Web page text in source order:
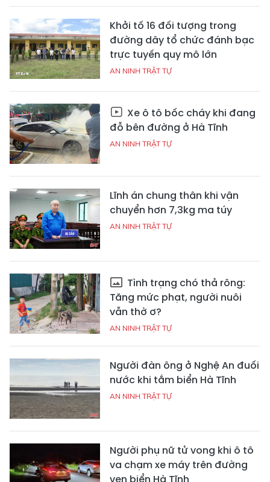
Khởi tố 16 đối tượng trong
đường dây tổ chức đánh bạc
trực tuyến quy mô lớn
AN NINH TRẬT TỰ
Xe ô tô bốc cháy khi đang
đỗ bên đường ở Hà Tĩnh
AN NINH TRẬT TỰ
Lĩnh án chung thân khi vận
chuyển hơn 7,3kg ma túy
AN NINH TRẬT TỰ
Tình trạng chó thả rông:
Tăng mức phạt, người nuôi
vẫn thờ ơ?
AN NINH TRẬT TỰ
Người đàn ông ở Nghệ An đuối
nước khi tắm biển Hà Tĩnh
AN NINH TRẬT TỰ
Người phụ nữ tử vong khi ô tô
va chạm xe máy trên đường
ven biển Hà Tĩnh